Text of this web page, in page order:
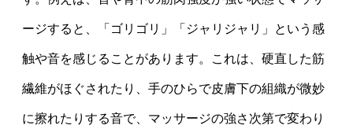
ージすると、「ゴリゴリ」「ジャリジャリ」という感
触や音を感じることがあります。これは、硬直した筋
繊維がほぐされたり、手のひらで皮膚下の組織が微妙
に擦れたりする音で、マッサージの強さ次第で変わり